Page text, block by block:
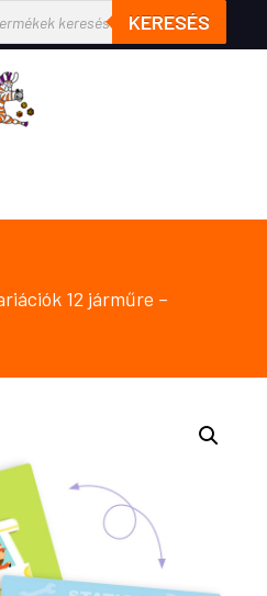
KERESÉS
12 járműre –